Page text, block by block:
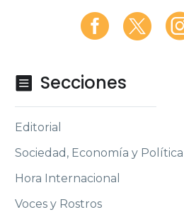
 Secciones
Editorial
Sociedad, Economía y Política
Hora Internacional
Voces y Rostros